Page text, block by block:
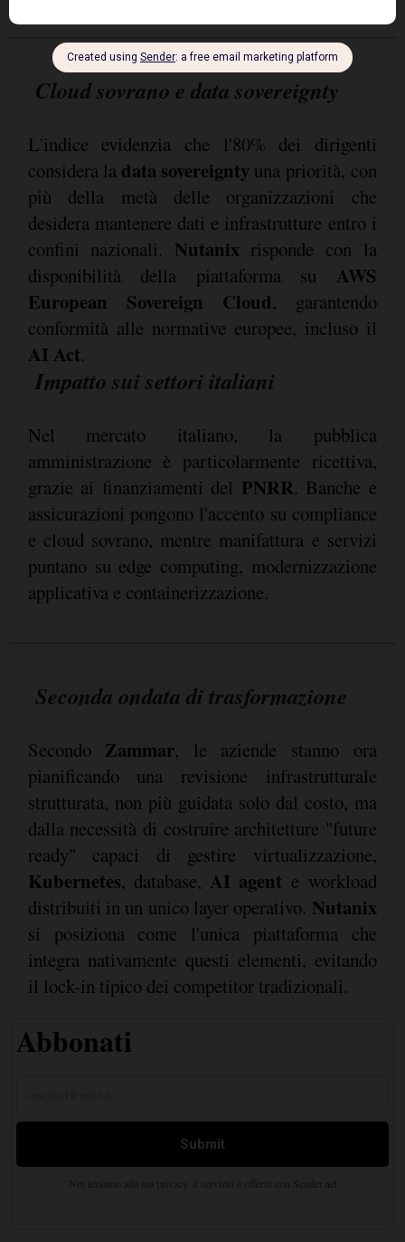
Cloud sovrano e data sovereignty
L'indice evidenzia che l'80% dei dirigenti
considera la data sovereigntyuna priorità, con
più della metà delle organizzazioni che
desidera mantenere dati e infrastrutture entro i
confini nazionali. Nutanix risponde con la
disponibilità della piattaforma su AWS
European Sovereign Cloud, garantendo
conformità alle normative europee, incluso il
AI Act.
Impatto sui settori italiani
Nel mercato italiano, la pubblica
amministrazione è particolarmente ricettiva,
grazie ai finanziamenti del PNRR. Banche e
assicurazioni pongono l'accento su compliance
e cloud sovrano, mentre manifattura e servizi
puntano su edge computing, modernizzazione
applicativa e containerizzazione.
Seconda ondata di trasformazione
Secondo Zammar, le aziende stanno ora
pianificando una revisione infrastrutturale
strutturata, non più guidata solo dal costo, ma
dalla necessità di costruire architetture "future
ready" capaci di gestire virtualizzazione,
Kubernetes, database, AI agent e workload
distribuiti in un unico layer operativo. Nutanix
si posiziona come l'unica piattaforma che
integra nativamente questi elementi, evitando
il lock-in tipico dei competitor tradizionali.